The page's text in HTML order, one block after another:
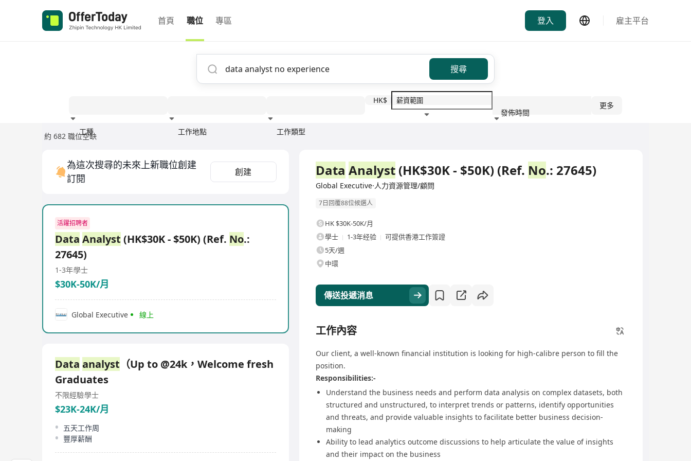
首頁 職位 專區 登入 雇主平台
搜尋
工種 工作地點 工作類型
HK$
發佈時間
更多
約 682 職位空缺
為這次搜尋的未來上新職位創建
訂閱
創建
活躍招聘者
Data Analyst (HK$30K - $50K) (Ref. No.:
27645)
1-3年學士
$30K-50K/月
Global Executive 線上
Data analyst （Up to @24k，Welcome fresh
Graduates
不限經驗學士
$23K-24K/月
五天工作周
豐厚薪酬
Data Analyst (HK$30K - $50K) (Ref. No.: 27645)
Global Executive·人力資源管理/顧問
7日回覆88位候選人
HK $30K-50K/月
學士
1-3年经验
可提供香港工作簽證
5天/週
中環
傳送投遞消息
工作內容
Our client, a well-known financial institution is looking for high-calibre person to fill the
position.
Responsibilities:-
Understand the business needs and perform data analysis on complex datasets, both
structured and unstructured, to interpret trends or patterns, identify opportunities
and threats, and provide valuable insights to facilitate better business decision-
making
Ability to lead analytics outcome discussions to help articulate the value of insights
and their impact on the business